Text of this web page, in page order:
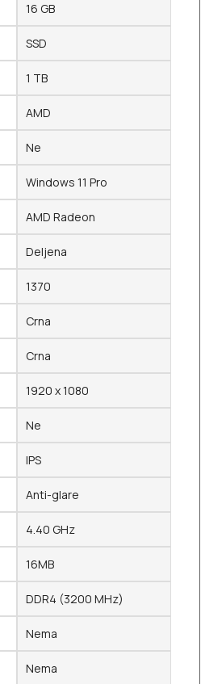
16 GB
SSD
1 TB
AMD
Ne
Windows 11 Pro
AMD Radeon
Deljena
1370
Crna
Crna
1920 x 1080
Ne
IPS
Anti-glare
4.40 GHz
16MB
DDR4 (3200 MHz)
Nema
Nema